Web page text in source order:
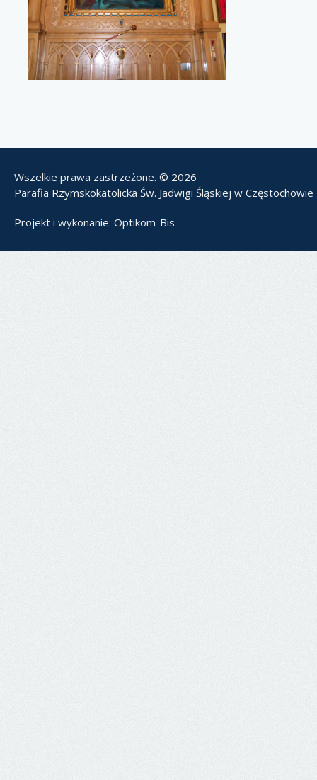
Wszelkie prawa zastrzeżone. © 2026
Parafia Rzymskokatolicka Św. Jadwigi Śląskiej w Częstochowie
Projekt i wykonanie: Optikom-Bis